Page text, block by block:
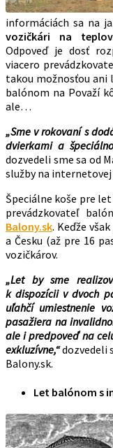
informáciách sa na
vozičkári na
Odpoveď je dosť
viacero
takou možnosťou ani
balónom na Považí
ale…
„Sme v rokovaní s
dvierkami a
dozvedeli sme sa od
služby na internetovej
Špeciálne koše pre
prevádzkovateľ
Balony.sk. Keďže
a Česku (až pre 16
vozičkárov.
„Let by sme
k dispozícii v dvoch
uľahčí umiestnenie
pasažiera na
ale i predpoveď na
exkluzívne,“dozvedeli
Balony.sk.
Let balónom s